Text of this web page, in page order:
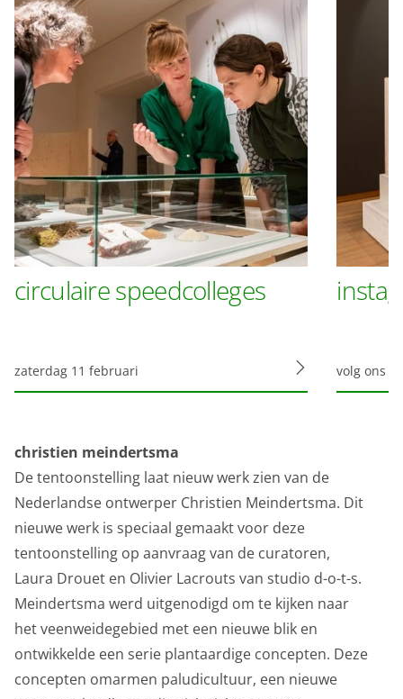
circulaire speedcolleges
zaterdag 11 februari volg ons
christien meindertsma
De tentoonstelling laat nieuw werk zien van de
Nederlandse ontwerper Christien Meindertsma. Dit
nieuwe werk is speciaal gemaakt voor deze
tentoonstelling op aanvraag van de curatoren,
Laura Drouet en Olivier Lacrouts van studio d-o-t-s.
Meindertsma werd uitgenodigd om te kijken naar
het veenweidegebied met een nieuwe blik en
ontwikkelde een serie plantaardige concepten. Deze
concepten omarmen paludicultuur, een nieuwe